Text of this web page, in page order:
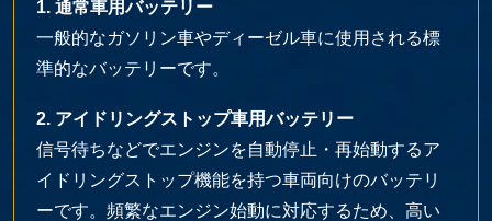
1. 通常車用バッテリー
一般的なガソリン車やディーゼル車に使用される標
準的なバッテリーです。
2. アイドリングストップ車用バッテリー
信号待ちなどでエンジンを自動停止・再始動するア
イドリングストップ機能を持つ車両向けのバッテリ
ーです。頻繁なエンジン始動に対応するため、高い